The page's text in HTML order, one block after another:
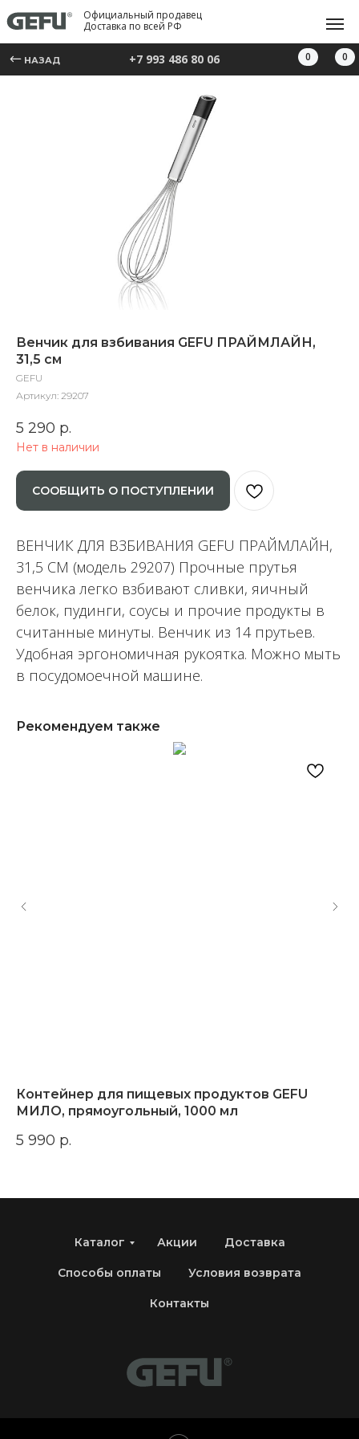
0 0
НАЗАД +7 993 486 80 06
Официальный продавец
Доставка по всей РФ
Венчик для взбивания GEFU ПРАЙМЛАЙН,
31,5 см
GEFU
Артикул: 29207
5 290 р.
Нет в наличии
СООБЩИТЬ О ПОСТУПЛЕНИИ
ВЕНЧИК ДЛЯ ВЗБИВАНИЯ GEFU ПРАЙМЛАЙН,
31,5 СМ (модель 29207) Прочные прутья
венчика легко взбивают сливки, яичный
белок, пудинги, соусы и прочие продукты в
считанные минуты. Венчик из 14 прутьев.
Удобная эргономичная рукоятка. Можно мыть
в посудомоечной машине.
Рекомендуем также
Контейнер для пищевых продуктов GEFU
МИЛО, прямоугольный, 1000 мл
5 990 р.
Каталог Акции Доставка
Способы оплаты Условия возврата
Контакты